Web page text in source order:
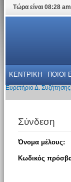
Τώρα είναι 08:28
ΚΕΝΤΡΙΚΗ ΠΟΙΟΙ
Ευρετήριο Δ. Συζήτησης
Σύνδεση
Όνομα μέλους:
Κωδικός